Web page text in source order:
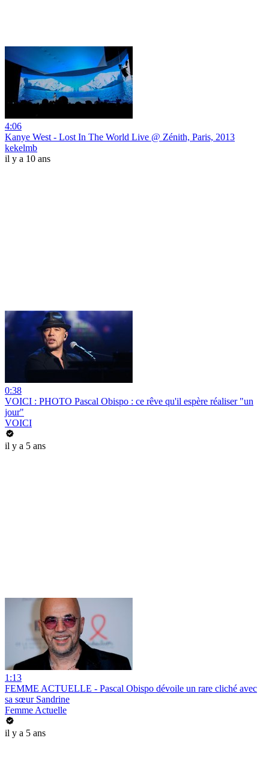
4:06
Kanye West - Lost In The World Live @ Zénith, Paris, 2013
kekelmb
il y a 10 ans
0:38
VOICI : PHOTO Pascal Obispo : ce rêve qu'il espère réaliser "un
jour"
VOICI
il y a 5 ans
1:13
FEMME ACTUELLE - Pascal Obispo dévoile un rare cliché avec
sa sœur Sandrine
Femme Actuelle
il y a 5 ans